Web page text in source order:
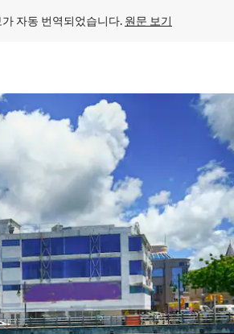
자동 번역되었습니다. 원문 보기
색하세요.